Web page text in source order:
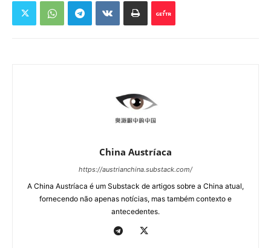
China Austríaca
https://austrianchina.substack.com/
A China Austríaca é um Substack de artigos sobre a China atual,
fornecendo não apenas notícias, mas também contexto e
antecedentes.